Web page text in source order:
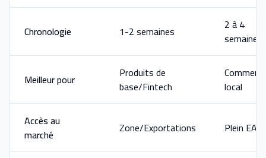
Chronologie 1-2 semaines
2 à 4
semaines
Meilleur pour
Produits de
base/Fintech
Commerce
local
Accès au
marché
Zone/Exportations Plein EAU